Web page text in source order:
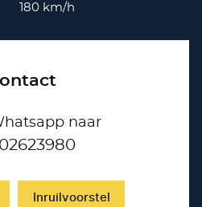
180 km/h
naar
Inruilvoorstel